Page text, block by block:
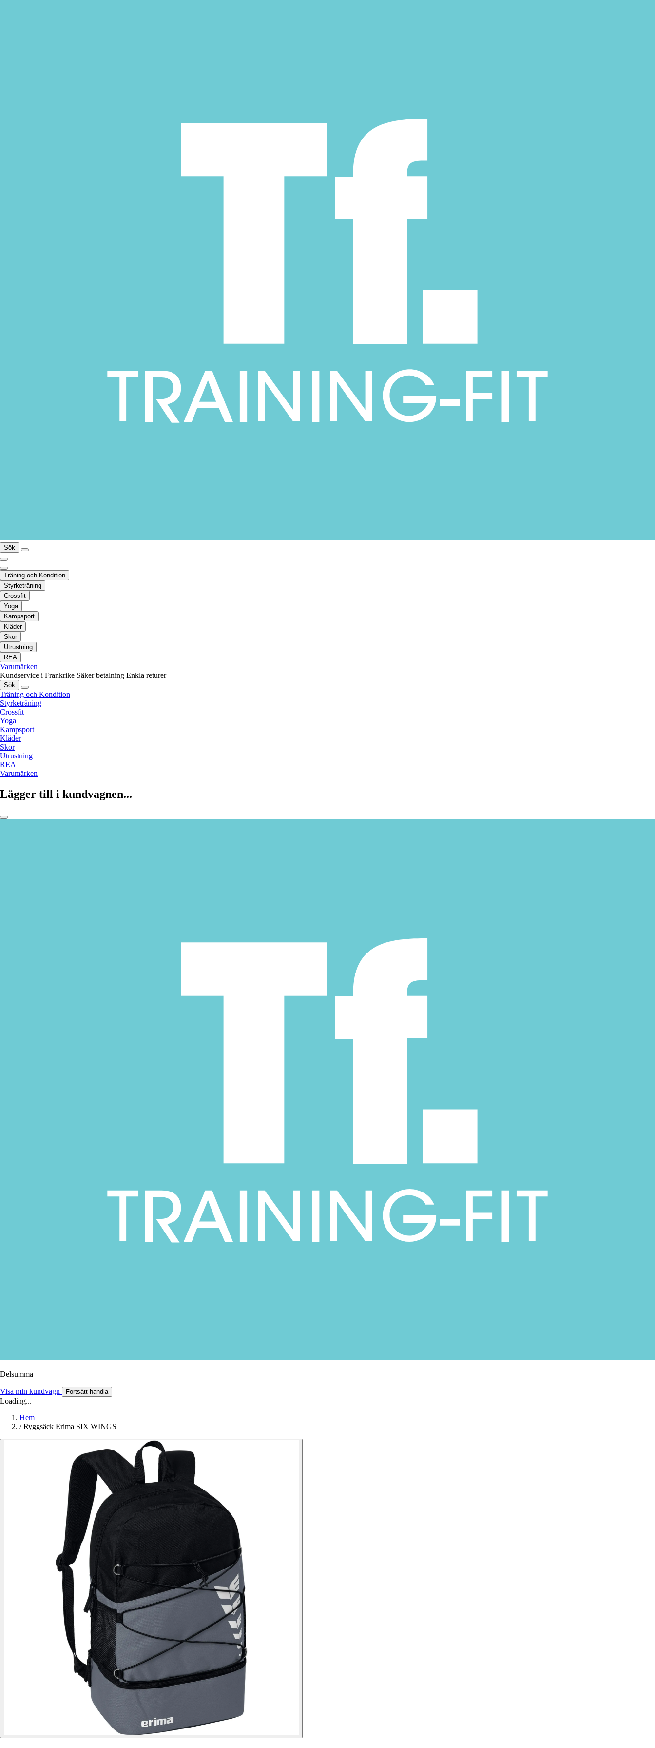
Sök
Träning och Kondition
Styrketräning
Crossfit
Yoga
Kampsport
Kläder
Skor
Utrustning
REA
Varumärken
Kundservice i Frankrike Säker betalning Enkla returer
Sök
Träning och Kondition
Styrketräning
Crossfit
Yoga
Kampsport
Kläder
Skor
Utrustning
REA
Varumärken
Lägger till i kundvagnen...
Delsumma
Visa min kundvagn Fortsätt handla
Loading...
Hem
/ Ryggsäck Erima SIX WINGS